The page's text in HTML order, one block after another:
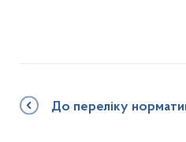
До переліку